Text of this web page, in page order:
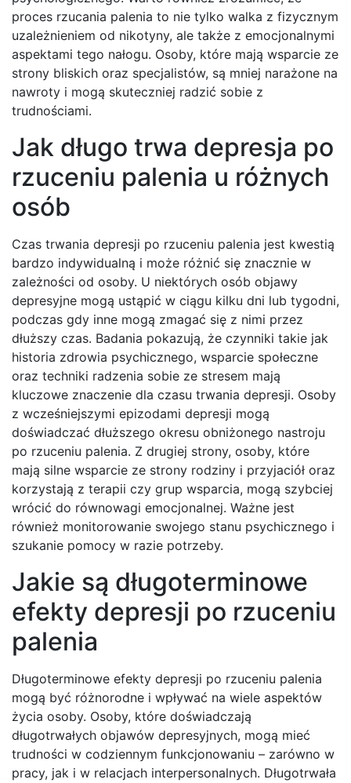
proces rzucania palenia to nie tylko walka z fizycznym
uzależnieniem od nikotyny, ale także z emocjonalnymi
aspektami tego nałogu. Osoby, które mają wsparcie ze
strony bliskich oraz specjalistów, są mniej narażone na
nawroty i mogą skuteczniej radzić sobie z
trudnościami.
Jak długo trwa depresja po
rzuceniu palenia u różnych
osób
Czas trwania depresji po rzuceniu palenia jest kwestią
bardzo indywidualną i może różnić się znacznie w
zależności od osoby. U niektórych osób objawy
depresyjne mogą ustąpić w ciągu kilku dni lub tygodni,
podczas gdy inne mogą zmagać się z nimi przez
dłuższy czas. Badania pokazują, że czynniki takie jak
historia zdrowia psychicznego, wsparcie społeczne
oraz techniki radzenia sobie ze stresem mają
kluczowe znaczenie dla czasu trwania depresji. Osoby
z wcześniejszymi epizodami depresji mogą
doświadczać dłuższego okresu obniżonego nastroju
po rzuceniu palenia. Z drugiej strony, osoby, które
mają silne wsparcie ze strony rodziny i przyjaciół oraz
korzystają z terapii czy grup wsparcia, mogą szybciej
wrócić do równowagi emocjonalnej. Ważne jest
również monitorowanie swojego stanu psychicznego i
szukanie pomocy w razie potrzeby.
Jakie są długoterminowe
efekty depresji po rzuceniu
palenia
Długoterminowe efekty depresji po rzuceniu palenia
mogą być różnorodne i wpływać na wiele aspektów
życia osoby. Osoby, które doświadczają
długotrwałych objawów depresyjnych, mogą mieć
trudności w codziennym funkcjonowaniu – zarówno w
pracy, jak i w relacjach interpersonalnych. Długotrwała